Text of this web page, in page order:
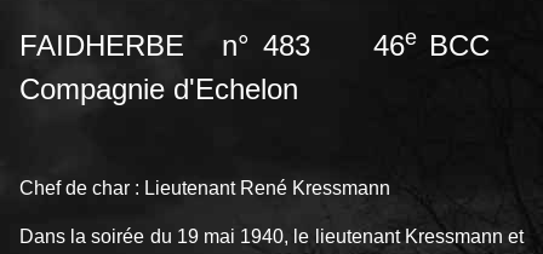
FAIDHERBE n° 483 46eBCC
Compagnie d'Echelon
Chef de char : Lieutenant René Kressmann
Dans la soirée du 19 mai 1940, le lieutenant Kressmann et